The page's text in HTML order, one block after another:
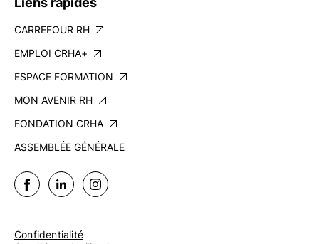
CARREFOUR RH
EMPLOI CRHA+
ESPACE FORMATION
MON AVENIR RH
FONDATION CRHA
ASSEMBLÉE GÉNÉRALE
Confidentialité